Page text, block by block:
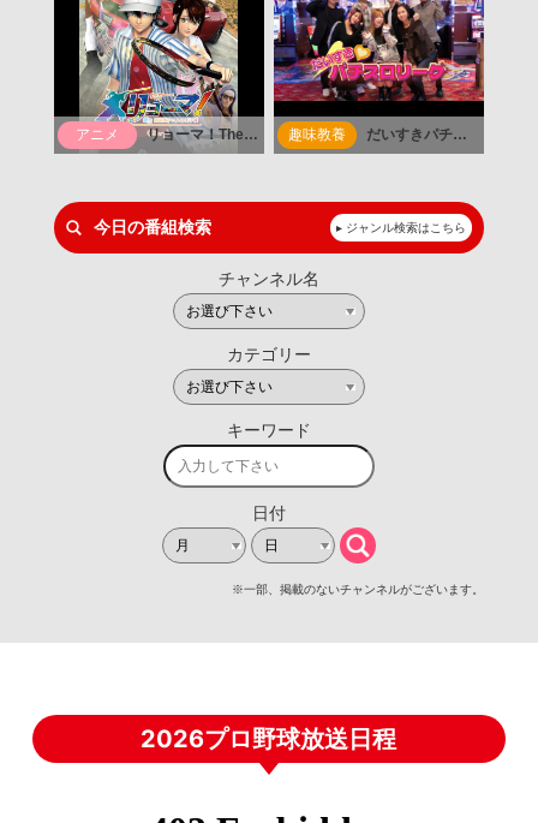
2026プロ野球放送日程